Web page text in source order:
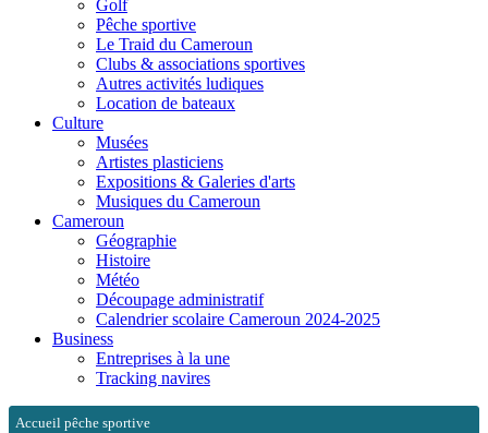
Golf
Pêche sportive
Le Traid du Cameroun
Clubs & associations sportives
Autres activités ludiques
Location de bateaux
Culture
Musées
Artistes plasticiens
Expositions & Galeries d'arts
Musiques du Cameroun
Cameroun
Géographie
Histoire
Météo
Découpage administratif
Calendrier scolaire Cameroun 2024-2025
Business
Entreprises à la une
Tracking navires
Accueil pêche sportive